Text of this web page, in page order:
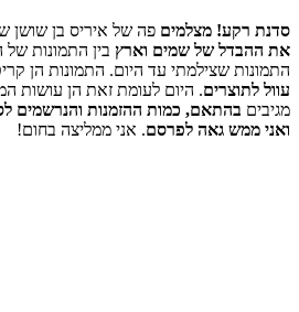
סדנת רקע! מצלמים פה של איריס בן
את ההבדל של שמים וארץ בין התמונות של
התמונות שצילמתי עד היום. התמונות הן
עוול לתוצרים
מגיבים בהתאם, כמות ההזמנות והנרשמים
ואני ממש גאה לפרסם. אני ממליצה בחום!